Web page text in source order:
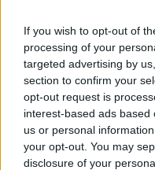
If you wish to opt-out of
processing of your
targeted advertising by
section to confirm your
opt-out request is
interest-based ads
us or personal
your opt-out. You may
disclosure of your
ΔΙΑΒΑΣΤΕ
Πολιτική|
Μητσοτάκης
«αντάρτες» για
Άλλο η